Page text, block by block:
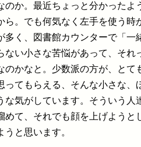
のか。最近ちょっと分かった
ら。でも何気なく左手を使う
多く、図書館カウンターで「一
ない小さな苦悩があって、そ
のかなと。少数派の方が、と
ってもらえる、そんな小さな
な気がしています。そういう
めて、それでも顔を上げよう
と思います。